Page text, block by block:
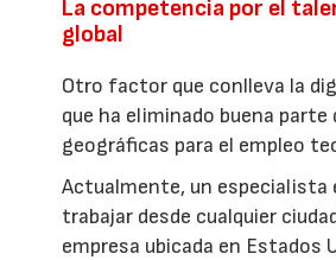
La competencia por el
global
Otro factor que conlleva la
que ha eliminado buena parte
geográficas para el empleo
Actualmente, un especialista
trabajar desde cualquier
empresa ubicada en Estados